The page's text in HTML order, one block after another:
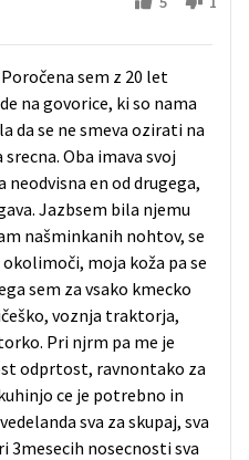
sem z 20 let
na govorice, ki so nama
da se ne smeva ozirati na
Oba imava svoj
neodvisna en od drugega,
Jazbsem bila njemu
našminkanih nohtov, se
moja koža pa se
sem za vsako kmecko
voznja traktorja,
Pri njrm pa me je
odprtost, ravnontako za
ce je potrebno in
sva za skupaj, sva
3mesecih nosecnosti sva